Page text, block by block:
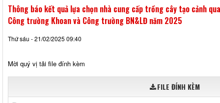
Thông báo kết quả lựa chọn nhà cung cấp trồng cây tạo cảnh
Công trường Khoan và Công trường BN&LĐ năm 2025
Thứ sáu - 21/02/2025 09:40
Mời quý vị tải file đính kèm
FILE ĐÍNH KÈM